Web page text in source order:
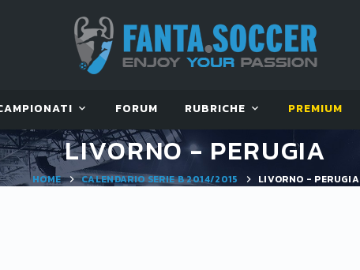
FORUM RUBRICHE PREMIUM
LIVORNO - PERUGIA
HOME CALENDARIO SERIE B 2014/2015 LIVORNO - PERUGIA